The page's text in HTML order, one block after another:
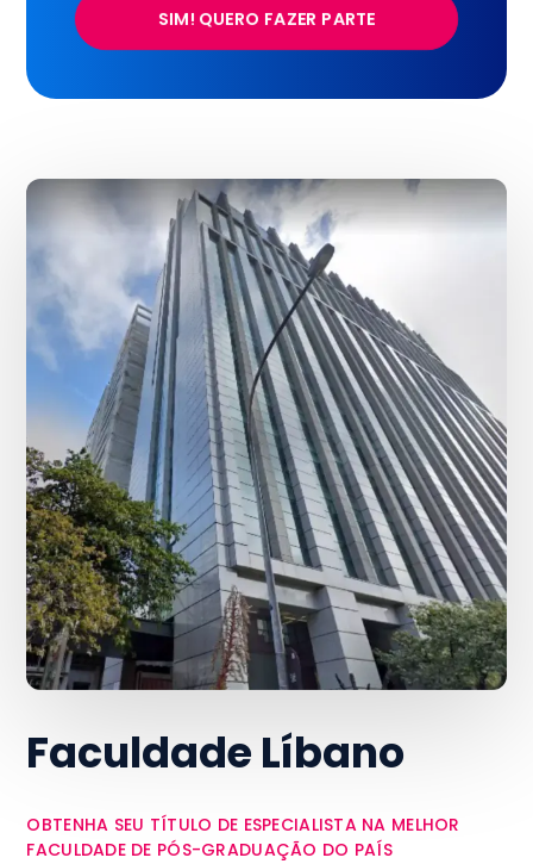
SIM! QUERO FAZER PARTE
Faculdade Líbano
OBTENHA SEU TÍTULO DE ESPECIALISTA NA MELHOR
FACULDADE DE PÓS-GRADUAÇÃO DO PAÍS